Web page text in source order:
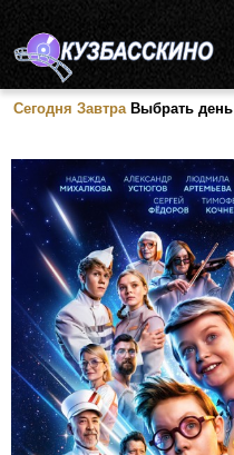
Сегодня Завтра Выбрать день